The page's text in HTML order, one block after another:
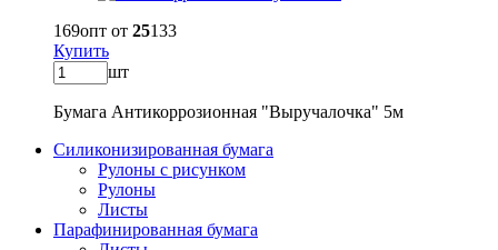
169опт от 25133
Купить
шт
Бумага Антикоррозионная "Выручалочка" 5м
Силиконизированная бумага
Рулоны с рисунком
Рулоны
Листы
Парафинированная бумага